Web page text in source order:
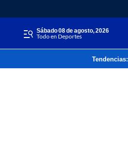
sábado 08 de agosto, 2026
Todo en Deportes
Tendencias: